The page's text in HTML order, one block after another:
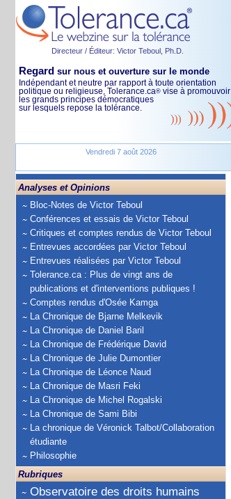
Directeur / Éditeur: Victor Teboul, Ph.D.
Regard sur nous et ouverture sur le monde
Indépendant et neutre par rapport à toute orientation
politique ou religieuse, Tolerance.ca® vise à promouvoir
les grands principes démocratiques
sur lesquels repose la tolérance.
Vendredi 7 août 2026
Analyses et Opinions
Bloc-Notes de Victor Teboul
Conférences et essais de Victor Teboul
Critiques et comptes rendus de Victor Teboul
Entrevues accordées par Victor Teboul
Entrevues réalisées par Victor Teboul
Tolerance.ca : Plus de vingt ans de
publications et d'interventions publiques !
Comptes rendus d'Osée Kamga
La Chronique de Bjarne Melkevik
La Chronique de Daniel Baril
La Chronique de Frédérique David
La Chronique de Julie Dumontier
La Chronique de Léonce Naud
La Chronique de Masri Feki
La Chronique de Michel Rogalski
La Chronique de Sami Bibi
La chronique de Véronick Talbot/Collaboration
étudiante
Philosophie
Rubriques
Observatoire des droits humains